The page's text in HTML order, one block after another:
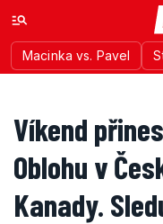
Macinka vs. Pavel
Víkend
Oblohu v
Kanady.